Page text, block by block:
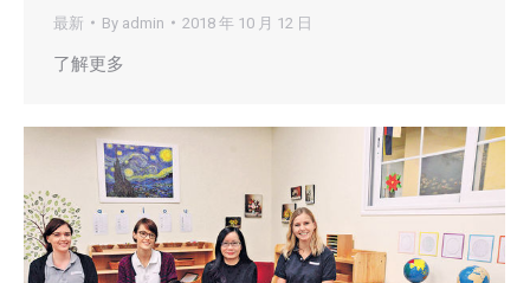
最新 By admin 2018 年 10 月 12 日
了解更多